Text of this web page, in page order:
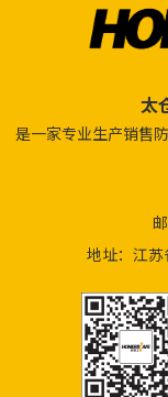
太
是一家专业生产销售
地址：江